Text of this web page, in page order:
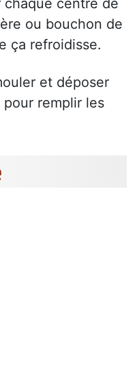
centre de
ou bouchon de
ça refroidisse.
et déposer
remplir les